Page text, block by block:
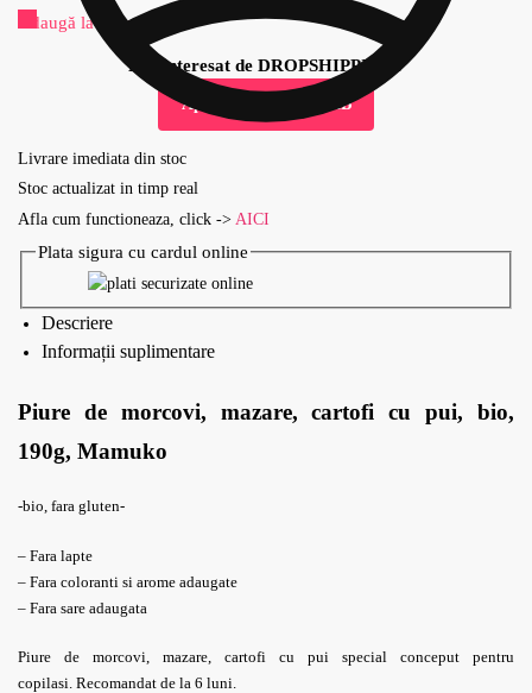
Adaugă la Favorite
Esti interesat de DROPSHIPPING?
Aplica pentru cont B2B
Livrare imediata din stoc
Stoc actualizat in timp real
Afla cum functioneaza, click -> AICI
Plata sigura cu cardul online
Descriere
Informații suplimentare
Piure de morcovi, mazare, cartofi cu pui, bio,
190g, Mamuko
-bio, fara gluten-
– Fara lapte
– Fara coloranti si arome adaugate
– Fara sare adaugata
Piure de morcovi, mazare, cartofi cu pui special conceput pentru
copilasi. Recomandat de la 6 luni.